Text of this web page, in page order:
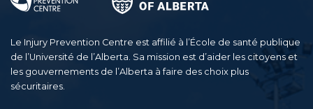
Le Injury Prevention Centre est affilié à l’École de santé publique
de l’Université de l’Alberta. Sa mission est d’aider les citoyens et
les gouvernements de l’Alberta à faire des choix plus
sécuritaires.